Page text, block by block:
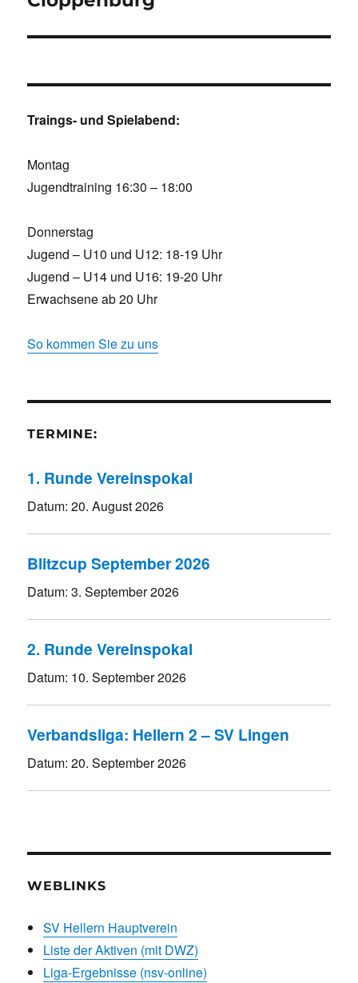
Traings- und Spielabend:
Montag
Jugendtraining 16:30 – 18:00
Donnerstag
Jugend – U10 und U12: 18-19 Uhr
Jugend – U14 und U16: 19-20 Uhr
Erwachsene ab 20 Uhr
So kommen Sie zu uns
TERMINE:
1. Runde Vereinspokal
Datum:20. August 2026
Blitzcup September 2026
Datum:3. September 2026
2. Runde Vereinspokal
Datum: 10. September 2026
Verbandsliga: Hellern 2 – SV Lingen
Datum:20. September 2026
WEBLINKS
SV Hellern Hauptverein
Liste der Aktiven (mit DWZ)
Liga-Ergebnisse (nsv-online)